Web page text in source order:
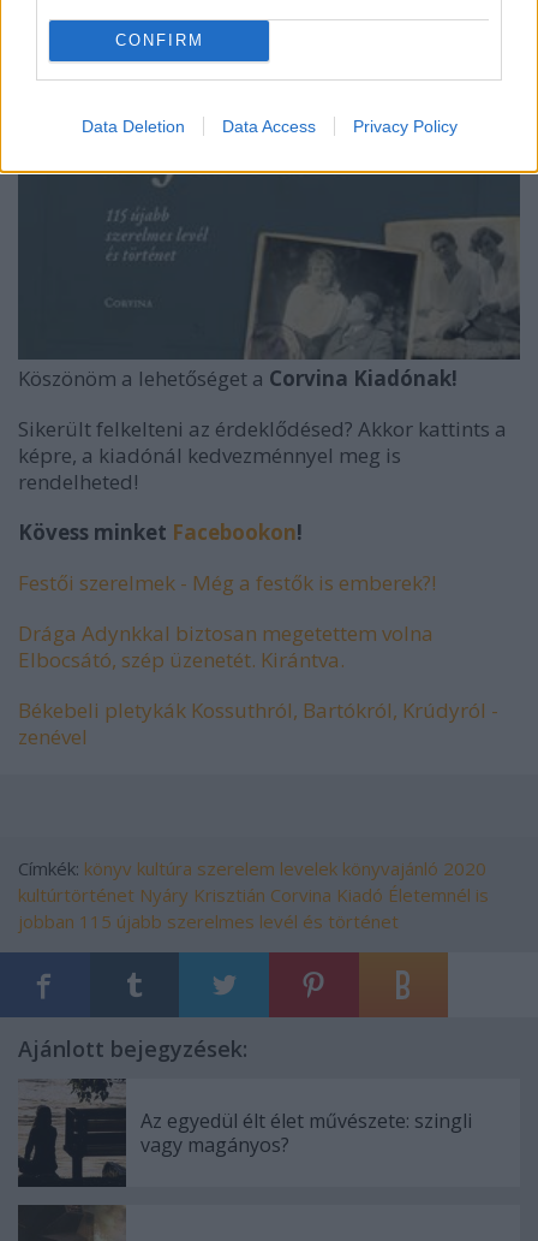
CONFIRM
Data Deletion Data Access Privacy Policy
Köszönöm a lehetőséget a Corvina Kiadónak!
Sikerült felkelteni az érdeklődésed? Akkor kattints a
képre, a kiadónál kedvezménnyel meg is
rendelheted!
Kövess minket Facebookon!
Festői szerelmek - Még a festők is emberek?!
Drága Adynkkal biztosan megetettem volna
Elbocsátó, szép üzenetét. Kirántva.
Békebeli pletykák Kossuthról, Bartókról, Krúdyról -
zenével
Címkék: könyv kultúra szerelem levelek könyvajánló 2020
kultúrtörténet Nyáry Krisztián Corvina Kiadó Életemnél ​is
jobban 115 újabb szerelmes levél és történet
Ajánlott bejegyzések:
Az egyedül élt élet művészete: szingli
vagy magányos?